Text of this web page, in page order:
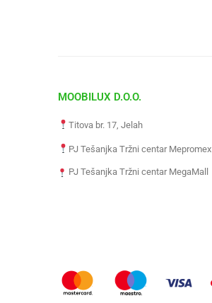
MOOBILUX D.O.O.
Titova br. 17, Jelah
PJ Tešanjka Tržni centar Mepromex
PJ Tešanjka Tržni centar MegaMall